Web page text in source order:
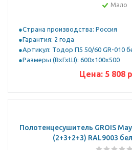
Мало
Страна производства: Россия
Гарантия: 2 года
Артикул: Тодор П5 50/60 GR-010
Размеры (ВхГхШ): 600х100х500
Цена: 5 808
Полотенцесушитель GROIS
(2+3+2+3) RAL9003